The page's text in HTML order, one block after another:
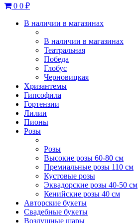
0 0 ₽
В наличии в магазинах
В наличии в магазинах
Театральная
Победа
Глобус
Черновицкая
Хризантемы
Гипсофила
Гортензии
Лилии
Пионы
Розы
Розы
Высокие розы 60-80 см
Премиальные розы 110 см
Кустовые розы
Эквадорские розы 40-50 см
Кенийские розы 40 см
Авторские букеты
Свадебные букеты
Воздушные шары